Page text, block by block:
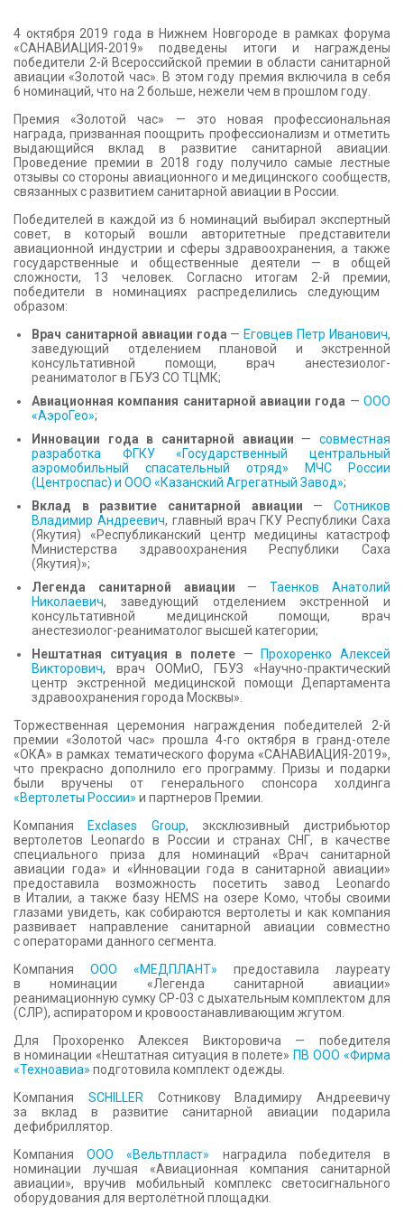
4 октября 2019 года в Нижнем Новгороде в рамках форума
«САНАВИАЦИЯ-2019» подведены итоги и награждены
победители 2-й Всероссийской премии в области санитарной
авиации «Золотой час». В этом году премия включила в себя
6 номинаций, что на 2 больше, нежели чем в прошлом году.
Премия «Золотой час» — это новая профессиональная
награда, призванная поощрить профессионализм и отметить
выдающийся вклад в развитие санитарной авиации.
Проведение премии в 2018 году получило самые лестные
отзывы со стороны авиационного и медицинского сообществ,
связанных с развитием санитарной авиации в России.
Победителей в каждой из 6 номинаций выбирал экспертный
совет, в который вошли авторитетные представители
авиационной индустрии и сферы здравоохранения, а также
государственные и общественные деятели — в общей
сложности, 13 человек. Согласно итогам 2-й премии,
победители в номинациях распределились следующим
образом:
Врач санитарной авиации года — Еговцев Петр Иванович,
заведующий отделением плановой и экстренной
консультативной помощи, врач анестезиолог-
реаниматолог в ГБУЗ СО ТЦМК;
Авиационная компания санитарной авиации года —ООО
«АэроГео»;
Инновации года в санитарной авиации —совместная
разработка ФГКУ «Государственный центральный
аэромобильный спасательный отряд» МЧС России
(Центроспас) и ООО «Казанский Агрегатный Завод»;
Вклад в развитие санитарной авиации —Сотников
Владимир Андреевич, главный врач ГКУ Республики Саха
(Якутия) «Республиканский центр медицины катастроф
Министерства здравоохранения Республики Саха
(Якутия)»;
Легенда санитарной авиации —Таенков Анатолий
Николаевич, заведующий отделением экстренной и
консультативной медицинской помощи, врач
анестезиолог-реаниматолог высшей категории;
Нештатная ситуация в полете —
Прохоренко Алексей
Викторович, врач ООМиО, ГБУЗ «Научно-практический
центр экстренной медицинской помощи Департамента
здравоохранения города Москвы».
Торжественная церемония награждения победителей 2-й
премии «Золотой час» прошла 4-го октября в гранд-отеле
«ОКА» в рамках тематического форума «САНАВИАЦИЯ-2019»,
что прекрасно дополнило его программу. Призы и подарки
были вручены от генерального спонсора холдинга
«Вертолеты России» и партнеров Премии.
Компания
Exclases Group, эксклюзивный дистрибьютор
вертолетов Leonardo в России и странах СНГ, в качестве
специального приза для номинаций «Врач санитарной
авиации года» и «Инновации года в санитарной авиации»
предоставила возможность посетить завод Leonardo
в Италии, а также базу HEMS на озере Комо, чтобы своими
глазами увидеть, как собираются вертолеты и как компания
развивает направление санитарной авиации совместно
с операторами данного сегмента.
Компания ООО «МЕДПЛАНТ» предоставила лауреату
в номинации «Легенда санитарной авиации»
реанимационную сумку СР-03 с дыхательным комплектом для
(СЛР), аспиратором и кровоостанавливающим жгутом.
Для Прохоренко Алексея Викторовича — победителя
в номинации «Нештатная ситуация в полете» ПВ ООО «Фирма
«Техноавиа» подготовила комплект одежды.
Компания SCHILLER Сотникову Владимиру Андреевичу
за вклад в развитие санитарной авиации подарила
дефибриллятор.
КомпанияООО «Вельтпласт» наградила победителя в
номинации лучшая «Авиационная компания санитарной
авиации», вручив мобильный комплекс светосигнального
оборудования для вертолётной площадки.